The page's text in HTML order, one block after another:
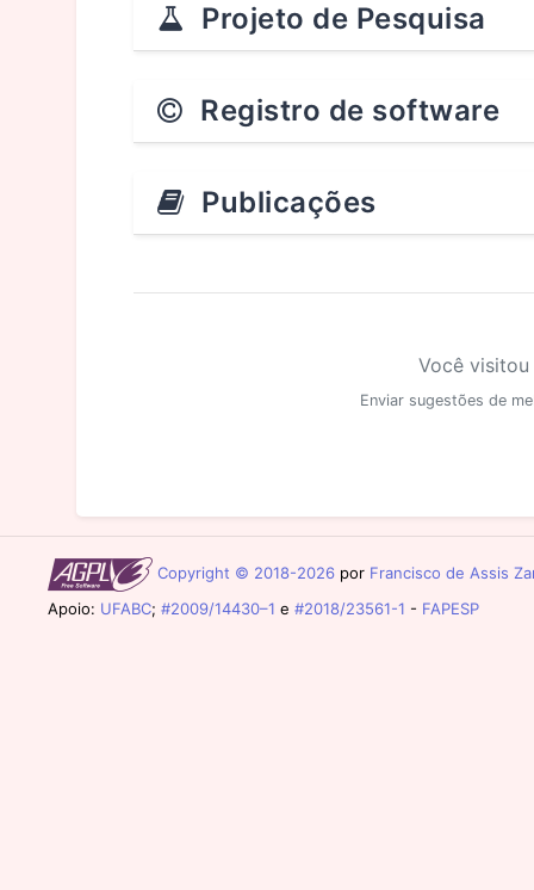
Projeto de Pesquisa
Registro de software
Publicações
Você
Enviar sugestões de
Copyright © 2018-2026 por Francisco de Assis
Apoio: UFABC; #2009/14430–1 e #2018/23561-1 - FAPESP